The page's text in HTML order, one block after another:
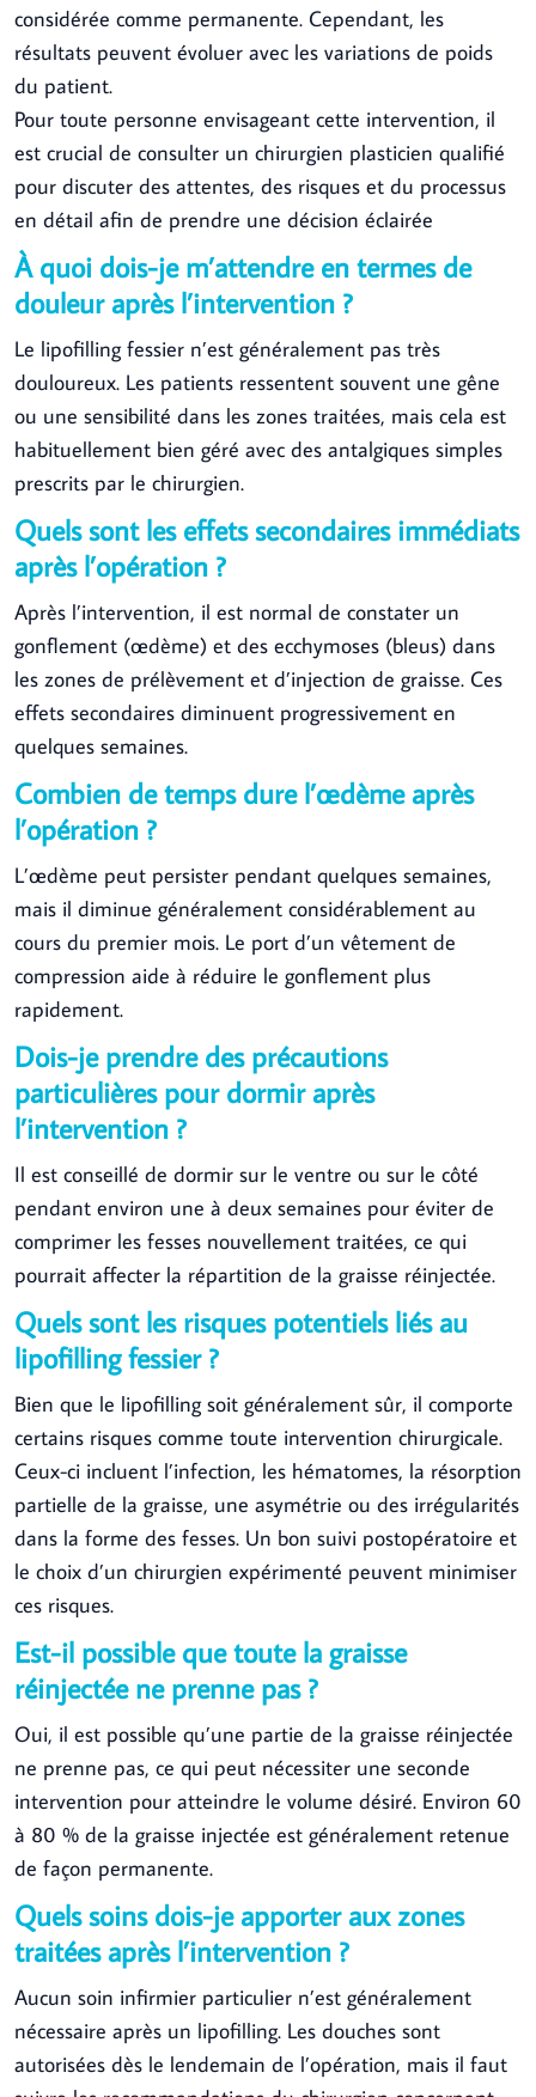
considérée comme permanente. Cependant, les
résultats peuvent évoluer avec les variations de poids
du patient.
Pour toute personne envisageant cette intervention, il
est crucial de consulter un chirurgien plasticien qualifié
pour discuter des attentes, des risques et du processus
en détail afin de prendre une décision éclairée
À quoi dois-je m’attendre en termes de
douleur après l’intervention ?
Le lipofilling fessier n’est généralement pas très
douloureux. Les patients ressentent souvent une gêne
ou une sensibilité dans les zones traitées, mais cela est
habituellement bien géré avec des antalgiques simples
prescrits par le chirurgien.
Quels sont les effets secondaires immédiats
après l’opération ?
Après l’intervention, il est normal de constater un
gonflement (œdème) et des ecchymoses (bleus) dans
les zones de prélèvement et d’injection de graisse. Ces
effets secondaires diminuent progressivement en
quelques semaines.
Combien de temps dure l’œdème après
l’opération ?
L’œdème peut persister pendant quelques semaines,
mais il diminue généralement considérablement au
cours du premier mois. Le port d’un vêtement de
compression aide à réduire le gonflement plus
rapidement.
Dois-je prendre des précautions
particulières pour dormir après
l’intervention ?
Il est conseillé de dormir sur le ventre ou sur le côté
pendant environ une à deux semaines pour éviter de
comprimer les fesses nouvellement traitées, ce qui
pourrait affecter la répartition de la graisse réinjectée.
Quels sont les risques potentiels liés au
lipofilling fessier ?
Bien que le lipofilling soit généralement sûr, il comporte
certains risques comme toute intervention chirurgicale.
Ceux-ci incluent l’infection, les hématomes, la résorption
partielle de la graisse, une asymétrie ou des irrégularités
dans la forme des fesses. Un bon suivi postopératoire et
le choix d’un chirurgien expérimenté peuvent minimiser
ces risques.
Est-il possible que toute la graisse
réinjectée ne prenne pas ?
Oui, il est possible qu’une partie de la graisse réinjectée
ne prenne pas, ce qui peut nécessiter une seconde
intervention pour atteindre le volume désiré. Environ 60
à 80 % de la graisse injectée est généralement retenue
de façon permanente.
Quels soins dois-je apporter aux zones
traitées après l’intervention ?
Aucun soin infirmier particulier n’est généralement
nécessaire après un lipofilling. Les douches sont
autorisées dès le lendemain de l’opération, mais il faut